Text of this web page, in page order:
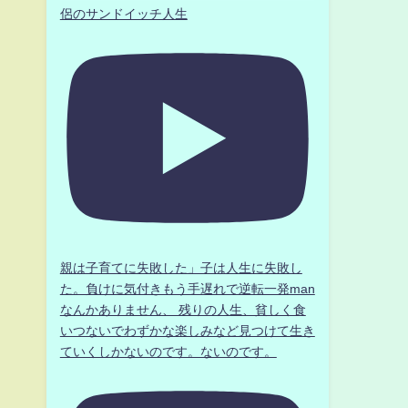
侶のサンドイッチ人生
親は子育てに失敗した」子は人生に失敗し
た。負けに気付きもう手遅れで逆転一発man
なんかありません、 残りの人生、貧しく食
いつないでわずかな楽しみなど見つけて生き
ていくしかないのです。ないのです。